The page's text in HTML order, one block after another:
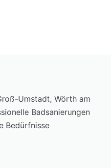
Umstadt, Wörth am
Badsanierungen
Bedürfnisse